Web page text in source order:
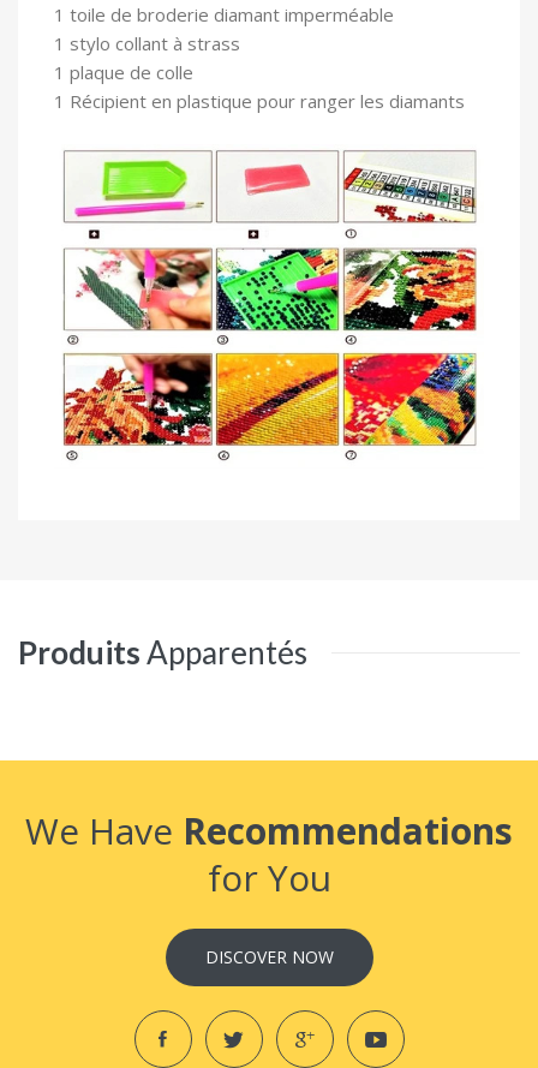
1 toile de broderie diamant imperméable
1 stylo collant à strass
1 plaque de colle
1 Récipient en plastique pour ranger les diamants
ProduitsApparentés
We Have Recommendations
for You
DISCOVER NOW